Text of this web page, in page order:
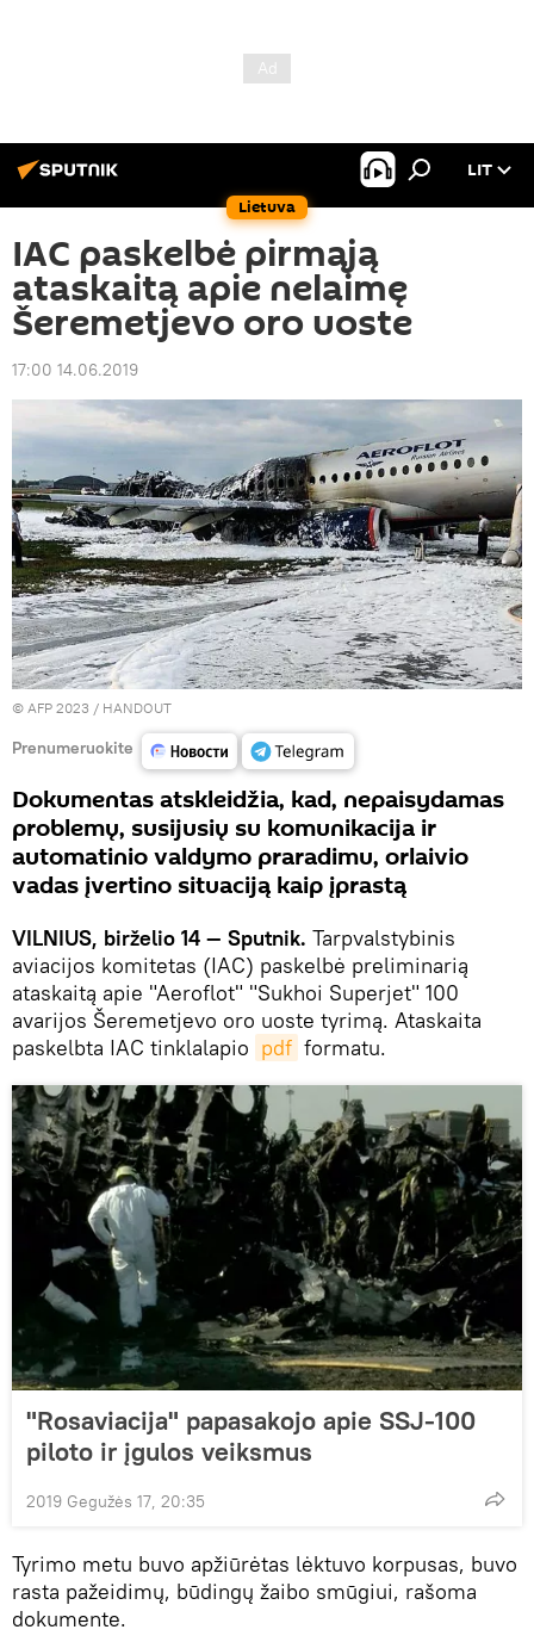
Lietuva
LIT
IAC paskelbė pirmąją
ataskaitą apie nelaimę
Šeremetjevo oro uoste
17:00 14.06.2019
© AFP 2023 / HANDOUT
Prenumeruokite
Dokumentas atskleidžia, kad, nepaisydamas
problemų, susijusių su komunikacija ir
automatinio valdymo praradimu, orlaivio
vadas įvertino situaciją kaip įprastą
VILNIUS, birželio 14 — Sputnik. Tarpvalstybinis
aviacijos komitetas (IAC) paskelbė preliminarią
ataskaitą apie "Aeroflot" "Sukhoi Superjet" 100
avarijos Šeremetjevo oro uoste tyrimą. Ataskaita
paskelbta IAC tinklalapio pdf formatu.
"Rosaviacija" papasakojo apie SSJ-100
piloto ir įgulos veiksmus
2019 Gegužės 17, 20:35
Tyrimo metu buvo apžiūrėtas lėktuvo korpusas, buvo
rasta pažeidimų, būdingų žaibo smūgiui, rašoma
dokumente.